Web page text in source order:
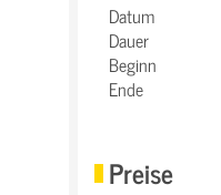
Datum
Dauer
Beginn
Ende
Preise